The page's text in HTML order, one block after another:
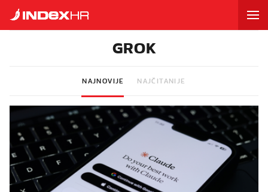
GROK
NAJNOVIJE NAJČITANIJE